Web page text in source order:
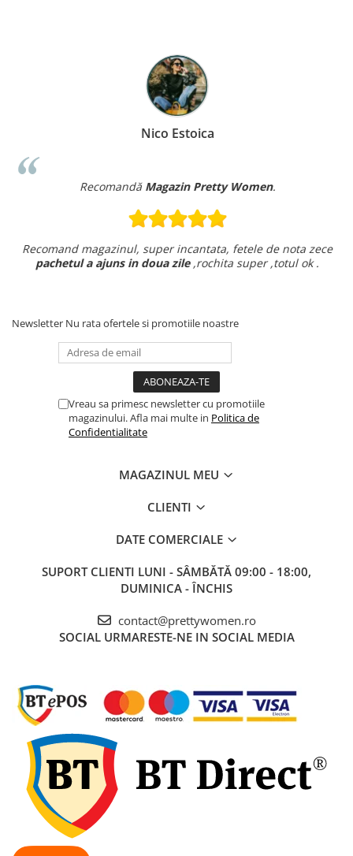
Nico Estoica
Recomandă Magazin Pretty Women.
Recomand magazinul, super incantata, fetele de nota zece
pachetul a ajuns in doua zile,rochita super ,totul ok .
Newsletter Nu rata ofertele si promotiile noastre
Vreau sa primesc newsletter cu promotiile
magazinului. Afla mai multe in Politica de
Confidentialitate
MAGAZINUL MEU
CLIENTI
DATE COMERCIALE
SUPORT CLIENTI LUNI - SÂMBĂTĂ 09:00 - 18:00,
DUMINICA - ÎNCHIS
contact@prettywomen.ro
SOCIAL URMARESTE-NE IN SOCIAL MEDIA